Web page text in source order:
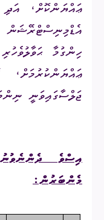
ޢައްޔަންކޮށް، އަދި
ހިންގުމާ
ޖަލްސާގައިވަނީ
އިސްވެ
މެންބަރުން: